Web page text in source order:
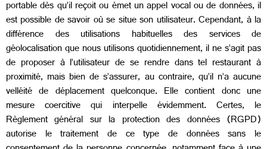
portable dès qu’il reçoit ou émet un appel vocal ou de données, il
est possible de savoir où se situe son utilisateur. Cependant, à la
différence des utilisations habituelles des services de
géolocalisation que nous utilisons quotidiennement, il ne s’agit pas
de proposer à l’utilisateur de se rendre dans tel restaurant à
proximité, mais bien de s’assurer, au contraire, qu’il n’a aucune
velléité de déplacement quelconque. Elle contient donc une
mesure coercitive qui interpelle évidemment. Certes, le
Règlement général sur la protection des données (RGPD)
autorise le traitement de ce type de données sans le